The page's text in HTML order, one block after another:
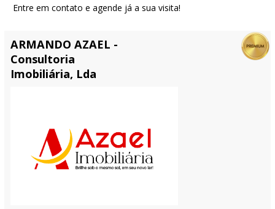
Entre em contato e agende já a sua visita!
ARMANDO AZAEL -
Consultoria
Imobiliária, Lda